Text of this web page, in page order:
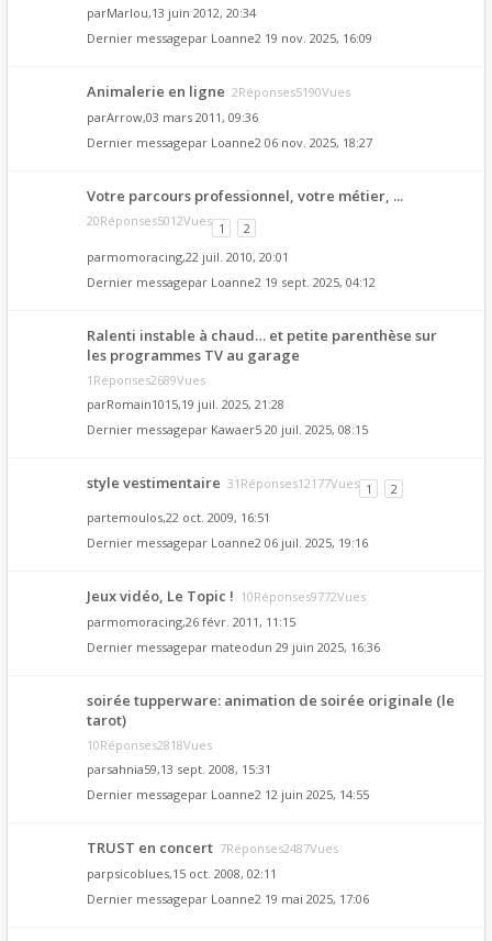
parMarlou,13 juin 2012, 20:34
Dernier messagepar Loanne2 19 nov. 2025, 16:09
Animalerie en ligne 2Réponses5190Vues
parArrow,03 mars 2011, 09:36
Dernier messagepar Loanne2 06 nov. 2025, 18:27
Votre parcours professionnel, votre métier, ...
20Réponses5012Vues 1
2
parmomoracing,22 juil. 2010, 20:01
Dernier messagepar Loanne2 19 sept. 2025, 04:12
Ralenti instable à chaud… et petite parenthèse sur
les programmes TV au garage
1Réponses2689Vues
parRomain1015,19 juil. 2025, 21:28
Dernier messagepar Kawaer5 20 juil. 2025, 08:15
style vestimentaire 31Réponses12177Vues 1
2
partemoulos,22 oct. 2009, 16:51
Dernier messagepar Loanne2 06 juil. 2025, 19:16
Jeux vidéo, Le Topic ! 10Réponses9772Vues
parmomoracing,26 févr. 2011, 11:15
Dernier messagepar mateodun 29 juin 2025, 16:36
soirée tupperware: animation de soirée originale (le
tarot)
10Réponses2818Vues
parsahnia59,13 sept. 2008, 15:31
Dernier messagepar Loanne2 12 juin 2025, 14:55
TRUST en concert 7Réponses2487Vues
parpsicoblues,15 oct. 2008, 02:11
Dernier messagepar Loanne2 19 mai 2025, 17:06